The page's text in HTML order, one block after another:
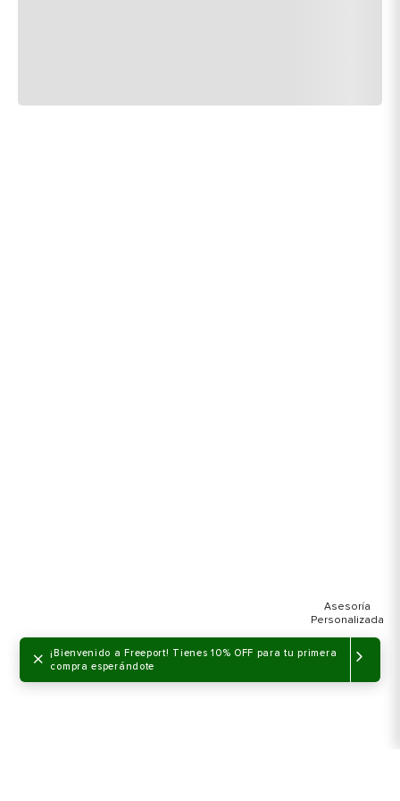
×
¡Bienvenido a Freeport! Tienes 10% OFF para tu primera
compra esperándote